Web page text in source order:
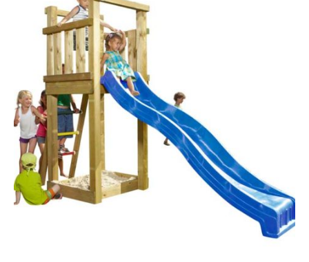
Contul Meu
Coșul de cumpărături
Plătește
Despre noi
Contact